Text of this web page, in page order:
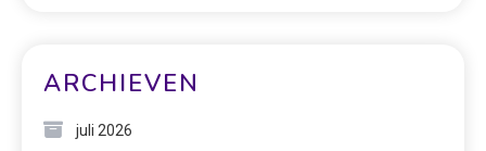
ARCHIEVEN
juli 2026